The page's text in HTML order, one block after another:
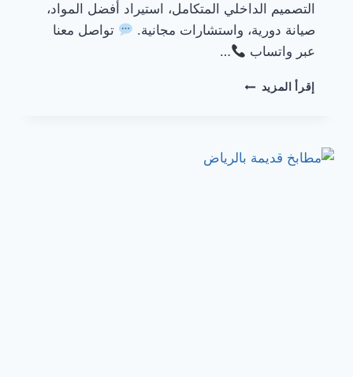
التصميم الداخلي المتكامل، استيراد أفضل المواد،
صيانة دورية، واستشارات مجانية.
تواصل معنا
عبر واتساب
…
إقرأ المزيد مطابخ